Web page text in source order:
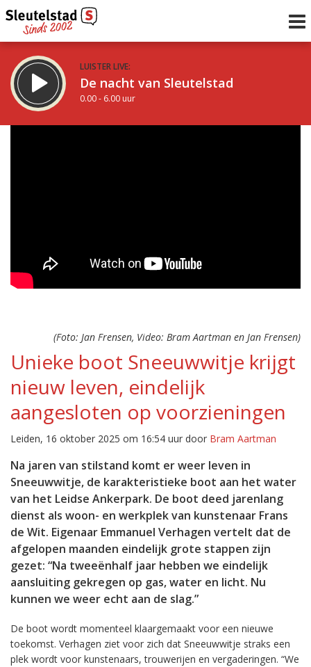
LUISTER LIVE:
De nacht van Sleutelstad
0.00 - 6.00 uur
(Foto: Jan Frensen, Video: Bram Aartman en Jan Frensen)
Unieke boot Sneeuwwitje krijgt
nieuw leven, eindelijk
aangesloten op voorzieningen
Leiden, 16 oktober 2025 om 16:54 uur door Bram Aartman
Na jaren van stilstand komt er weer leven in
Sneeuwwitje, de karakteristieke boot aan het water
van het Leidse Ankerpark. De boot deed jarenlang
dienst als woon- en werkplek van kunstenaar Frans
de Wit. Eigenaar Emmanuel Verhagen vertelt dat de
afgelopen maanden eindelijk grote stappen zijn
gezet: “Na tweeënhalf jaar hebben we eindelijk
aansluiting gekregen op gas, water en licht. Nu
kunnen we weer echt aan de slag.”
De boot wordt momenteel klaargemaakt voor een nieuwe
toekomst. Verhagen ziet voor zich dat Sneeuwwitje straks een
plek wordt voor kunstenaars, trouwerijen en vergaderingen. “We